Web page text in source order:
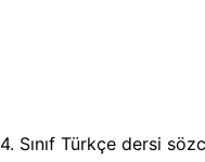
4. Sınıf Türkçe dersi